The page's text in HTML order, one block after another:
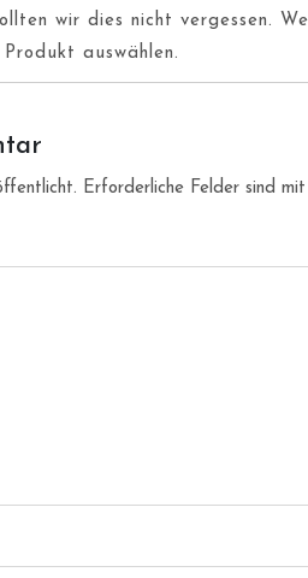
wir dies nicht vergessen.
auswählen.
Erforderliche Felder sind mit